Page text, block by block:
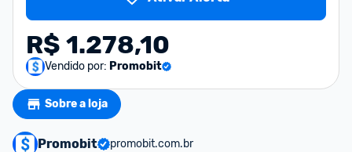
R$ 1.278,10
Vendido por: Promobit
Sobre a loja
Promobit
promobit.com.br